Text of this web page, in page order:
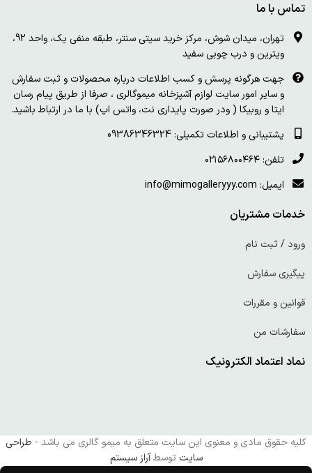
تماس با ما
تهران، میدان شوش، مرکز خرید سیتی سنتر، طبقه منفی یک، واحد 92،
ویترین و درب چوبی سفید
جهت هرگونه پرسش و کسب اطلاعات درباره محصولات و ثبت سفارش
و سایر امور سایت لوازم آشپزخانه میموگالری ، صرفا از طریق پیام رسان
ایتا و روبیکا ( ودر صورت پایداری نت، واتس اپ) با ما در ارتباط باشید.
پشتیبانی و اطلاعات تکمیلی: 09386346324
تلفن: ۰۲۱۵۶۸۰۰۴۶۴
ایمیل: info@mimogalleryyy.com
خدمات مشتریان
ورود / ثبت نام
پیگیری سفارش
قوانین و مقررات
سفارشات من
نماد اعتماد الکترونیک
کلیه حقوق مادی و معنوی این سایت متعلق به میمو گالری می باشد - طراحی
سایت توسطآراز سیستم